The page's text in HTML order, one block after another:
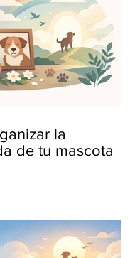
la
de tu mascota